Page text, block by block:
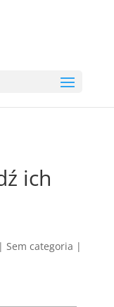
ich
Sem categoria |